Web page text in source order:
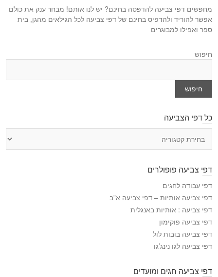
מחפשים דפי צביעה להדפסה בחינם? יש לנו אותם! מבחר ענק את כולם
אפשר להוריד ולהדפיס בחינם של דפי צביעה לכל הגילאים מהגן, בית
ספר ואפילו למבוגרים
חיפוש
חיפוש
כל דפי הצביעה
י
ה
צ
י
ע
ה
דפי צביעה פופולרים
דפי עבודה לחגים
דפי צביעה אותיות – דפי צביעה א”ב
דפי צביעה : אותיות באנגלית
דפי צביעה פוקימון
דפי צביעה בובות לול
דפי צביעה לגו נינג’גו
דפי צביעה חגים ומועדים